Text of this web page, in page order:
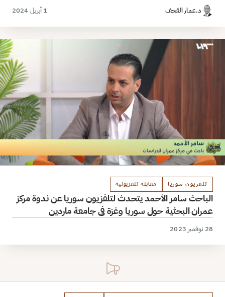
د.عمار القحف 1 أبريل 2024
تلفزيون سوريا مقابلة تلفزيونية
الباحث سامر الأحمد يتحدث لتلفزيون سوريا عن ندوة مركز
عمران البحثية حول سوريا وغزة في جامعة ماردين
28 نوفمبر 2023